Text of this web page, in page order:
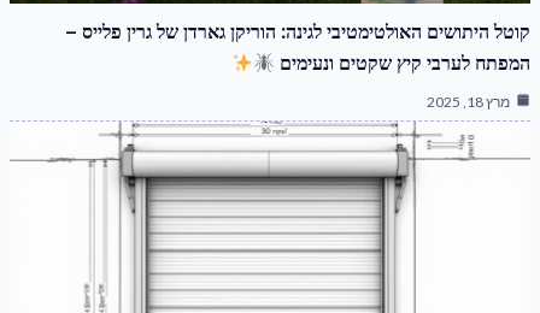
קוטל היתושים האולטימטיבי לגינה: הוריקן גארדן של גרין פלייס –
המפתח לערבי קיץ שקטים ונעימים
מרץ 18, 2025